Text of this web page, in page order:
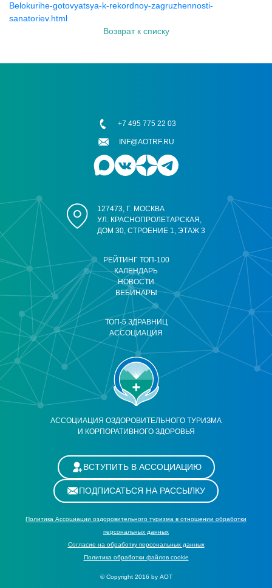
Belokurihe-gotovyatsya-k-rekordnoy-zagruzhennosti-
sanatoriev.html
Возврат к списку
АССОЦИАЦИЯ ОЗДОРОВИТЕЛЬНОГО ТУРИЗМА
И КОРПОРАТИВНОГО ЗДОРОВЬЯ
РЕЙТИНГ ТОП-100
КАЛЕНДАРЬ
НОВОСТИ
ВЕБИНАРЫ
ТОП-5 ЗДРАВНИЦ
АССОЦИАЦИЯ
127473, Г. МОСКВА
УЛ. КРАСНОПРОЛЕТАРСКАЯ,
ДОМ 30, СТРОЕНИЕ 1, ЭТАЖ 3
+7 495 775 22 03
INF@AOTRF.RU
ВСТУПИТЬ В АССОЦИАЦИЮ
ПОДПИСАТЬСЯ НА РАССЫЛКУ
Политика Ассоциации оздоровительного туризма в отношении обработки
персональных данных
Cогласие на обработку персональных данных
Политика обработки файлов cookie
© Copyright 2016 by АОТ